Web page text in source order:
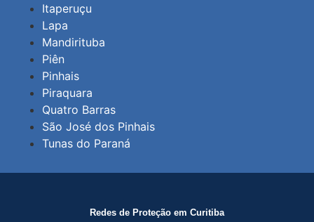
Itaperuçu
Lapa
Mandirituba
Piên
Pinhais
Piraquara
Quatro Barras
São José dos Pinhais
Tunas do Paraná
Redes de Proteção em Curitiba